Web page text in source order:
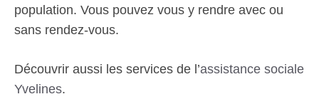
population. Vous pouvez vous y rendre avec ou
sans rendez-vous.
Découvrir aussi les services de l’assistance sociale
Yvelines.